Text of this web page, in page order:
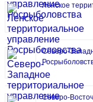
Ленское
Северо-
Северо-